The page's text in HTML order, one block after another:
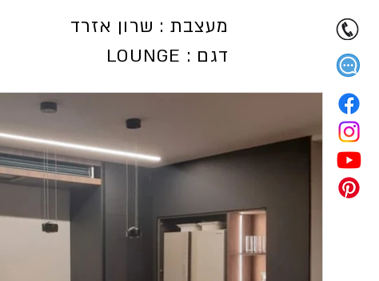
מעצבת : שרון אזרד
LOUNGE : דגם